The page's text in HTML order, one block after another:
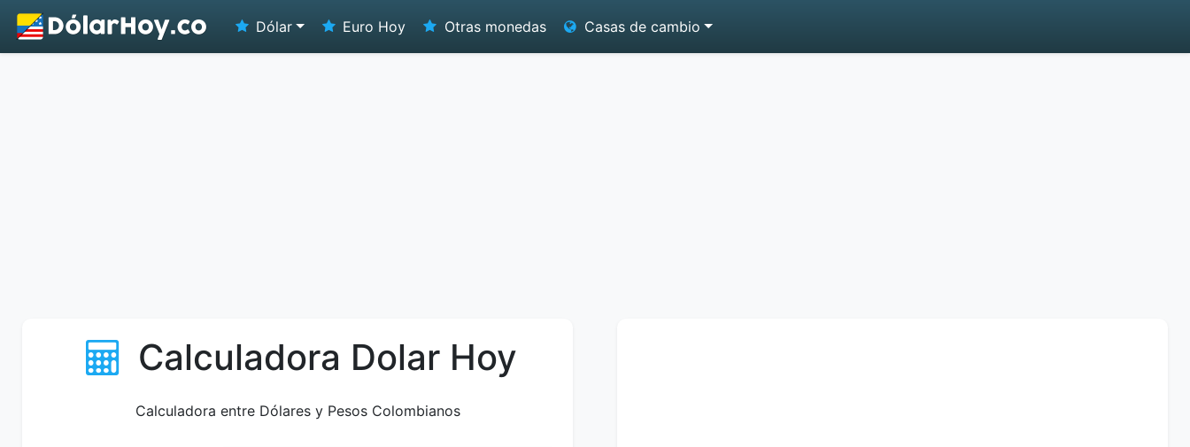
Dólar Euro Hoy Otras monedas Casas de cambio
Calculadora Dolar Hoy
Calculadora entre Dólares y Pesos Colombianos